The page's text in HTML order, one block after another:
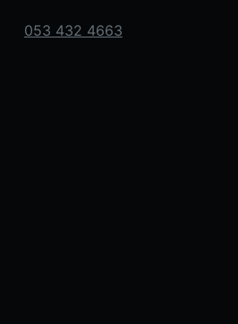
053 432 4663